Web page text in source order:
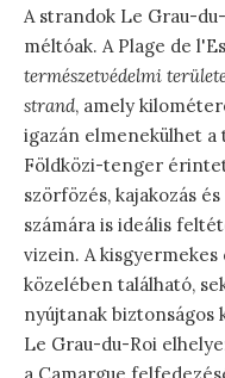
A strandok Le Grau-
méltóak. A Plage de
természetvédelmi
strand, amely
igazán elmenekülhet a
Földközi-tenger
szörfözés, kajakozás
számára is ideális
vizein. A kisgyermekes
közelében található,
nyújtanak biztonságos
Le Grau-du-Roi